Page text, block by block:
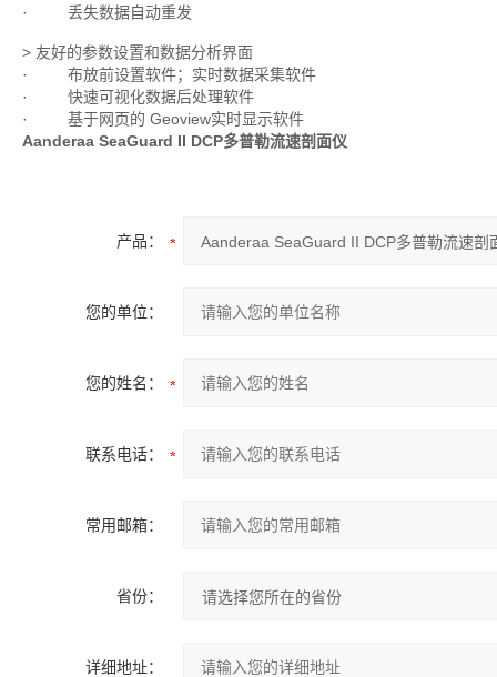
· 丢失数据自动重发
> 友好的参数设置和数据分析界面
· 布放前设置软件；实时数据采集软件
· 快速可视化数据后处理软件
· 基于网页的 Geoview实时显示软件
Aanderaa SeaGuard II DCP多普勒流速剖面仪
产品：
您的单位：
您的姓名：
联系电话：
常用邮箱：
省份：
详细地址：